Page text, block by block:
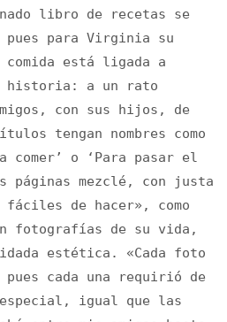
libro de recetas se
pues para Virginia su
está ligada a
historia: a un rato
con sus hijos, de
tengan nombres como
comer’ o ‘Para pasar el
páginas mezclé, con justa
fáciles de hacer», como
fotografías de su vida,
estética. «Cada foto
cada una requirió de
especial, igual que las